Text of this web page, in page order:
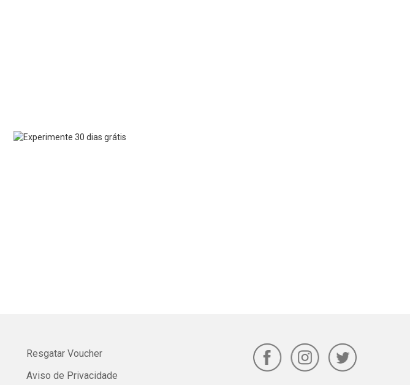
Resgatar Voucher
Aviso de Privacidade